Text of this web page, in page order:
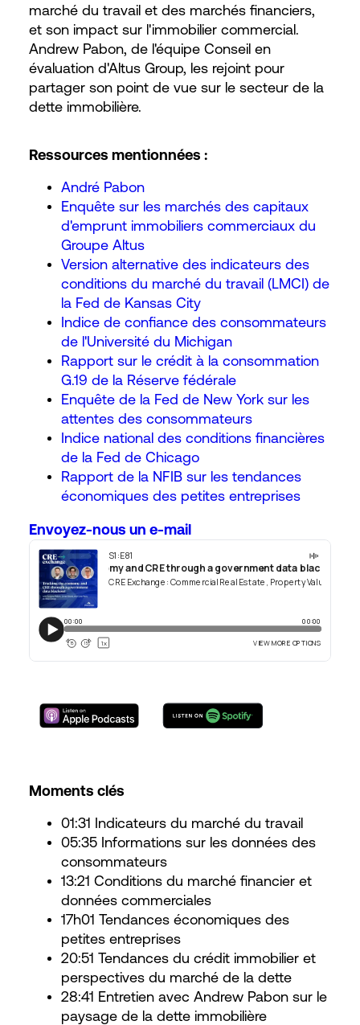
marché du travail et des marchés financiers,
et son impact sur l'immobilier commercial.
Andrew Pabon, de l'équipe Conseil en
évaluation d'Altus Group, les rejoint pour
partager son point de vue sur le secteur de la
dette immobilière.
Ressources mentionnées :
André Pabon
Enquête sur les marchés des capitaux
d'emprunt immobiliers commerciaux du
Groupe Altus
Version alternative des indicateurs des
conditions du marché du travail (LMCI) de
la Fed de Kansas City
Indice de confiance des consommateurs
de l'Université du Michigan
Rapport sur le crédit à la consommation
G.19 de la Réserve fédérale
Enquête de la Fed de New York sur les
attentes des consommateurs
Indice national des conditions financières
de la Fed de Chicago
Rapport de la NFIB sur les tendances
économiques des petites entreprises
Envoyez-nous un e-mail
Moments clés
01:31 Indicateurs du marché du travail
05:35 Informations sur les données des
consommateurs
13:21 Conditions du marché financier et
données commerciales
17h01 Tendances économiques des
petites entreprises
20:51 Tendances du crédit immobilier et
perspectives du marché de la dette
28:41 Entretien avec Andrew Pabon sur le
paysage de la dette immobilière